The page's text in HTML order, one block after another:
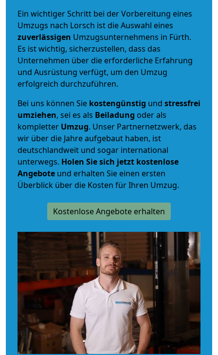
Ein wichtiger Schritt bei der Vorbereitung eines
Umzugs nach Lorsch ist die Auswahl eines
zuverlässigen Umzugsunternehmens in Fürth.
Es ist wichtig, sicherzustellen, dass das
Unternehmen über die erforderliche Erfahrung
und Ausrüstung verfügt, um den Umzug
erfolgreich durchzuführen.
Bei uns können Sie kostengünstig und stressfrei
umziehen, sei es als Beiladung oder als
kompletter Umzug. Unser Partnernetzwerk, das
wir über die Jahre aufgebaut haben, ist
deutschlandweit und sogar international
unterwegs. Holen Sie sich jetzt kostenlose
Angebote und erhalten Sie einen ersten
Überblick über die Kosten für Ihren Umzug.
Kostenlose Angebote erhalten